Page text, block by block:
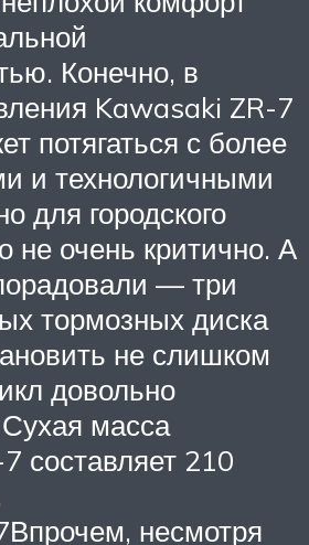
Конечно, в
Kawasaki ZR-7
потягаться с более
и технологичными
для городского
не очень критично. А
— три
тормозных диска
не слишком
довольно
масса
составляет 210
несмотря